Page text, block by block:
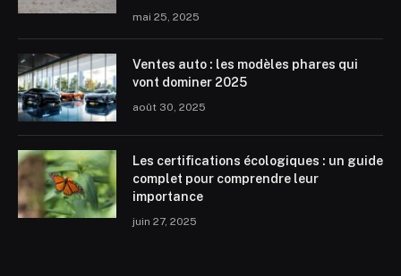
mai 25, 2025
Ventes auto : les modèles phares qui
vont dominer 2025
août 30, 2025
Les certifications écologiques : un guide
complet pour comprendre leur
importance
juin 27, 2025